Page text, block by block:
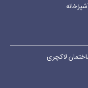
لاکچری